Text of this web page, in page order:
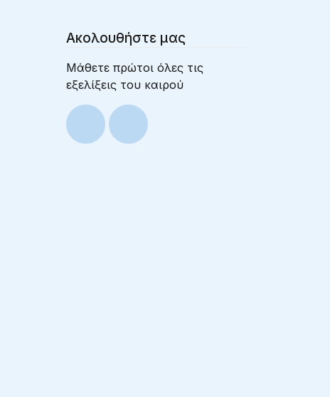
Ακολουθήστε μας
Μάθετε πρώτοι όλες τις
εξελίξεις του καιρού